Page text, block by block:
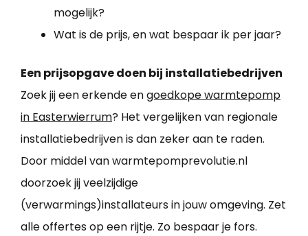
mogelijk?
Wat is de prijs, en wat bespaar ik per jaar?
Een prijsopgave doen bij installatiebedrijven
Zoek jij een erkende engoedkope warmtepomp
in Easterwierrum? Het vergelijken van regionale
installatiebedrijven is dan zeker aan te raden.
Door middel van warmtepomprevolutie.nl
doorzoek jij veelzijdige
(verwarmings)installateurs in jouw omgeving. Zet
alle offertes op een rijtje. Zo bespaar je fors.